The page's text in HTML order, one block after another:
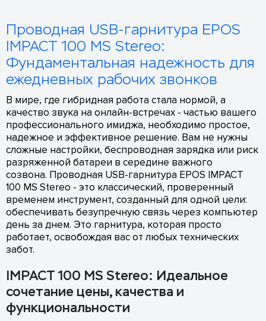
Проводная USB-гарнитура EPOS
IMPACT 100 MS Stereo:
Фундаментальная надежность для
ежедневных рабочих звонков
В мире, где гибридная работа стала нормой, а
качество звука на онлайн-встречах - частью вашего
профессионального имиджа, необходимо простое,
надежное и эффективное решение. Вам не нужны
сложные настройки, беспроводная зарядка или риск
разряженной батареи в середине важного
созвона. Проводная USB-гарнитура EPOS IMPACT
100 MS Stereo - это классический, проверенный
временем инструмент, созданный для одной цели:
обеспечивать безупречную связь через компьютер
день за днем. Это гарнитура, которая просто
работает, освобождая вас от любых технических
забот.
IMPACT 100 MS Stereo: Идеальное
сочетание цены, качества и
функциональности